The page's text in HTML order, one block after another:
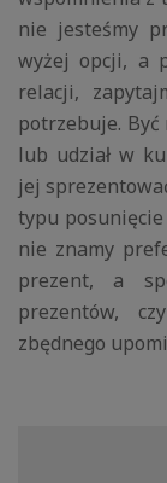
nie jesteśmy
wyżej opcji, a
relacji,
potrzebuje.
lub udział w
jej
typu posunięcie
nie znamy
prezent, a
prezentów,
zbędnego